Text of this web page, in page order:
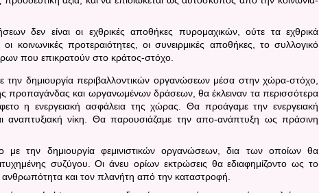
δεν είναι οι εχθρικές αποθήκες πυρομαχικών, ούτε τα εχθρικά
κοινωνικές προτεραιότητες, οι συνειρμικές αποθήκες, το συλλογικό
που επικρατούν στο κράτος-στόχο.
την δημιουργία περιβαλλοντικών οργανώσεων μέσα στην χώρα-στόχο,
προπαγάνδας και ωργανωμένων δράσεων, θα έκλειναν τα περισσότερα
η ενεργειακή ασφάλεια της χώρας. Θα προάγαμε την ενεργειακή
αναπτυξιακή νίκη. Θα παρουσιάζαμε την απο-ανάπτυξη ως πράσινη
με την δημιουργία φεμινιστικών οργανώσεων, δια των οποίων θα
συζύγου. Οι άνευ ορίων εκτρώσεις θα εδιαφημίζοντο ως το
και τον πλανήτη από την καταστροφή.